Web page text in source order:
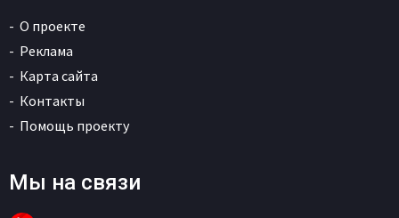
О проекте
Реклама
Карта сайта
Контакты
Помощь проекту
Мы на связи